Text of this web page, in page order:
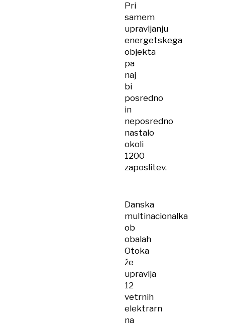
Pri
samem
upravljanju
energetskega
objekta
pa
naj
bi
posredno
in
neposredno
nastalo
okoli
1200
zaposlitev.
Danska
multinacionalka
ob
obalah
Otoka
že
upravlja
12
vetrnih
elektrarn
na